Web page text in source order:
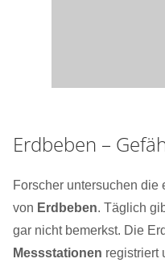
Erdbeben –
Forscher untersuchen
von Erdbeben. Täglich
gar nicht bemerkst. Die
Messstationen registriert